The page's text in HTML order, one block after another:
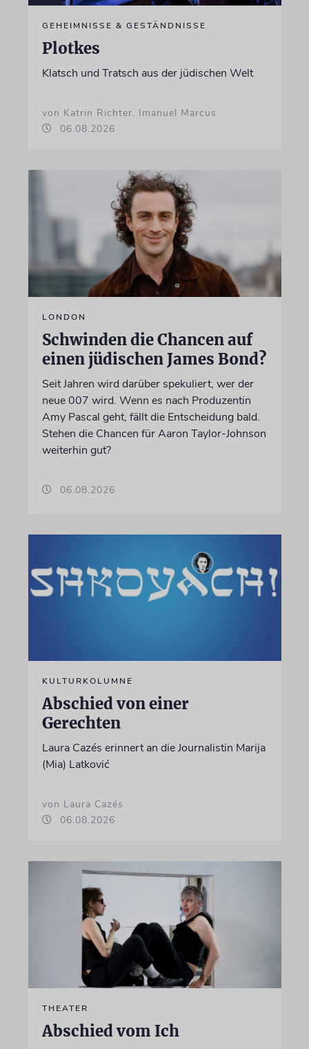
GEHEIMNISSE & GESTÄNDNISSE
Plotkes
Klatsch und Tratsch aus der jüdischen Welt
von Katrin Richter, Imanuel Marcus
06.08.2026
LONDON
Schwinden die Chancen auf
einen jüdischen James Bond?
Seit Jahren wird darüber spekuliert, wer der
neue 007 wird. Wenn es nach Produzentin
Amy Pascal geht, fällt die Entscheidung bald.
Stehen die Chancen für Aaron Taylor-Johnson
weiterhin gut?
06.08.2026
KULTURKOLUMNE
Abschied von einer
Gerechten
Laura Cazés erinnert an die Journalistin Marija
(Mia) Latković
von Laura Cazés
06.08.2026
THEATER
Abschied vom Ich